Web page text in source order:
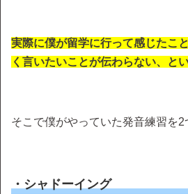
実際に僕が留学に行って感じたこ
く言いたいことが伝わらない、と
そこで僕がやっていた発音練習を2
・シャドーイング